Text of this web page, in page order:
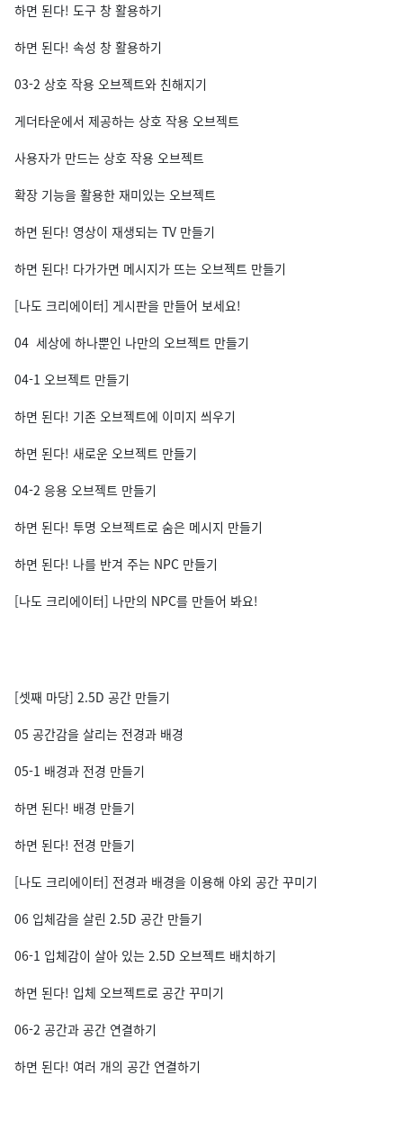
하면 된다! 도구 창 활용하기
하면 된다! 속성 창 활용하기
03-2 상호 작용 오브젝트와 친해지기
게더타운에서 제공하는 상호 작용 오브젝트
사용자가 만드는 상호 작용 오브젝트
확장 기능을 활용한 재미있는 오브젝트
하면 된다! 영상이 재생되는 TV 만들기
하면 된다! 다가가면 메시지가 뜨는 오브젝트 만들기
[나도 크리에이터] 게시판을 만들어 보세요!
04 세상에 하나뿐인 나만의 오브젝트 만들기
04-1 오브젝트 만들기
하면 된다! 기존 오브젝트에 이미지 씌우기
하면 된다! 새로운 오브젝트 만들기
04-2 응용 오브젝트 만들기
하면 된다! 투명 오브젝트로 숨은 메시지 만들기
하면 된다! 나를 반겨 주는 NPC 만들기
[나도 크리에이터] 나만의 NPC를 만들어 봐요!
[셋째 마당] 2.5D 공간 만들기
05 공간감을 살리는 전경과 배경
05-1 배경과 전경 만들기
하면 된다! 배경 만들기
하면 된다! 전경 만들기
[나도 크리에이터] 전경과 배경을 이용해 야외 공간 꾸미기
06 입체감을 살린 2.5D 공간 만들기
06-1 입체감이 살아 있는 2.5D 오브젝트 배치하기
하면 된다! 입체 오브젝트로 공간 꾸미기
06-2 공간과 공간 연결하기
하면 된다! 여러 개의 공간 연결하기